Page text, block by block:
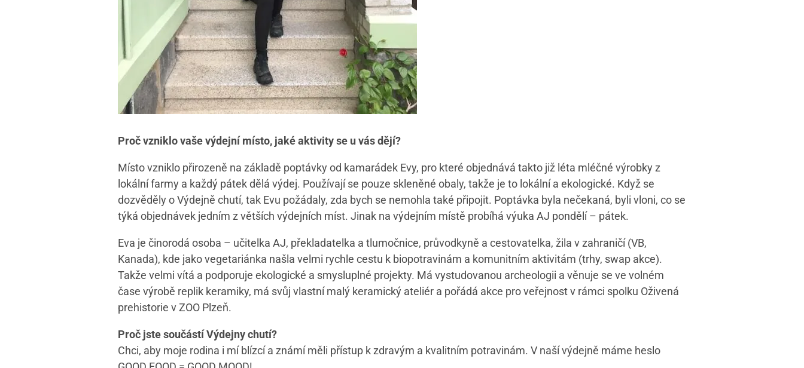
Proč vzniklo vaše výdejní místo, jaké aktivity se u vás dějí?
Místo vzniklo přirozeně na základě poptávky od kamarádek Evy, pro které objednává takto již léta mléčné výrobky z
lokální farmy a každý pátek dělá výdej. Používají se pouze skleněné obaly, takže je to lokální a ekologické. Když se
dozvěděly o Výdejně chutí, tak Evu požádaly, zda bych se nemohla také připojit. Poptávka byla nečekaná, byli vloni, co se
týká objednávek jedním z větších výdejních míst. Jinak na výdejním místě probíhá výuka AJ pondělí – pátek.
Eva je činorodá osoba – učitelka AJ, překladatelka a tlumočnice, průvodkyně a cestovatelka, žila v zahraničí (VB,
Kanada), kde jako vegetariánka našla velmi rychle cestu k biopotravinám a komunitním aktivitám (trhy, swap akce).
Takže velmi vítá a podporuje ekologické a smysluplné projekty. Má vystudovanou archeologii a věnuje se ve volném
čase výrobě replik keramiky, má svůj vlastní malý keramický ateliér a pořádá akce pro veřejnost v rámci spolku Oživená
prehistorie v ZOO Plzeň.
Proč jste součástí Výdejny chutí?
Chci, aby moje rodina i mí blízcí a známí měli přístup k zdravým a kvalitním potravinám. V naší výdejně máme heslo